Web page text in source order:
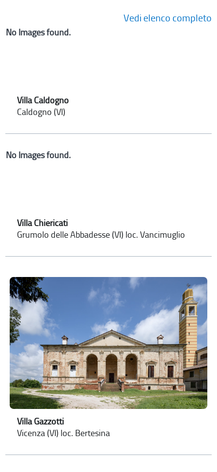
Vedi elenco completo
No Images found.
Villa Caldogno
Caldogno (VI)
No Images found.
Villa Chiericati
Grumolo delle Abbadesse (VI) loc. Vancimuglio
Villa Gazzotti
Vicenza (VI) loc. Bertesina